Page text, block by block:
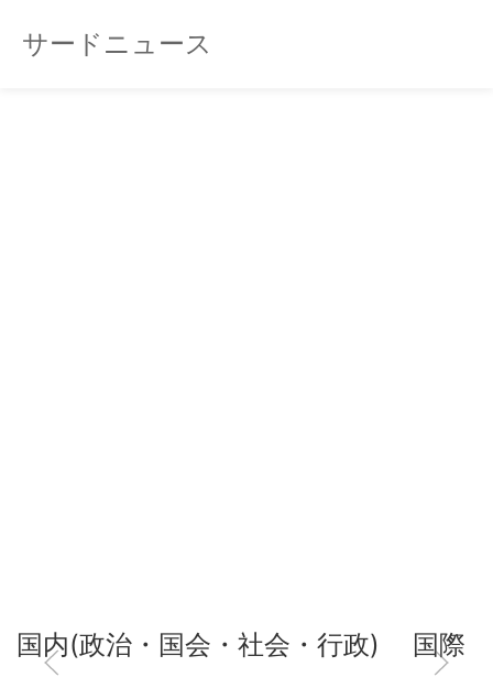
サードニュース
国内(政治・国会・社会・行政) 国際